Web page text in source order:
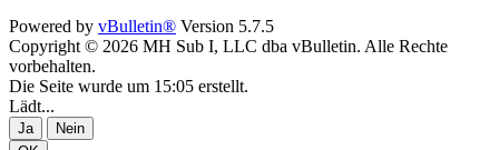
Powered by vBulletin® Version 5.7.5
Copyright © 2026 MH Sub I, LLC dba vBulletin. Alle Rechte
vorbehalten.
Die Seite wurde um 15:05 erstellt.
Lädt...
Ja
Nein